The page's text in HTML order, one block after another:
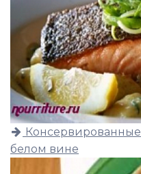
белом вине